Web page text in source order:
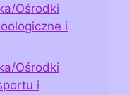
Ośrodki
i
Ośrodki
i